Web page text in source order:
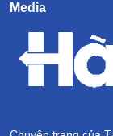
Media